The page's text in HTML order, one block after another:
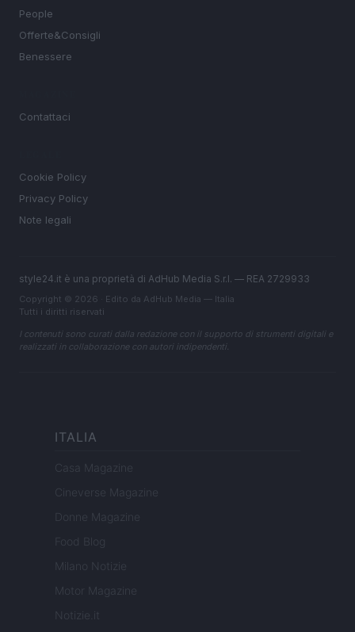
People
Offerte&Consigli
Benessere
Contattaci
Cookie Policy
Privacy Policy
Note legali
style24.it è una proprietà di AdHub Media S.r.l. — REA 2729933
Copyright © 2026 · Edito da AdHub Media — Italia
Tutti i diritti riservati
I contenuti sono curati dalla redazione con il supporto di strumenti digitali e
realizzati in collaborazione con autori indipendenti.
ITALIA
Casa Magazine
Cineverse Magazine
Donne Magazine
Food Blog
Milano Notizie
Motor Magazine
Notizie.it